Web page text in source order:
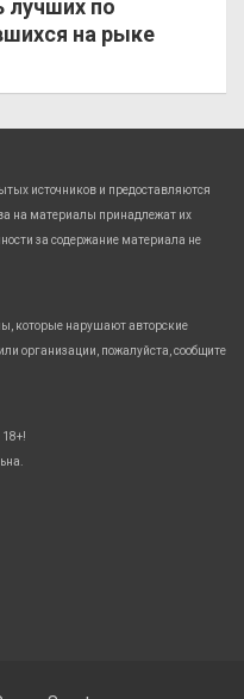
лучших по
на рыке
источников и предоставляются
на материалы принадлежат их
за содержание материала не
которые нарушают авторские
организации, пожалуйста, сообщите